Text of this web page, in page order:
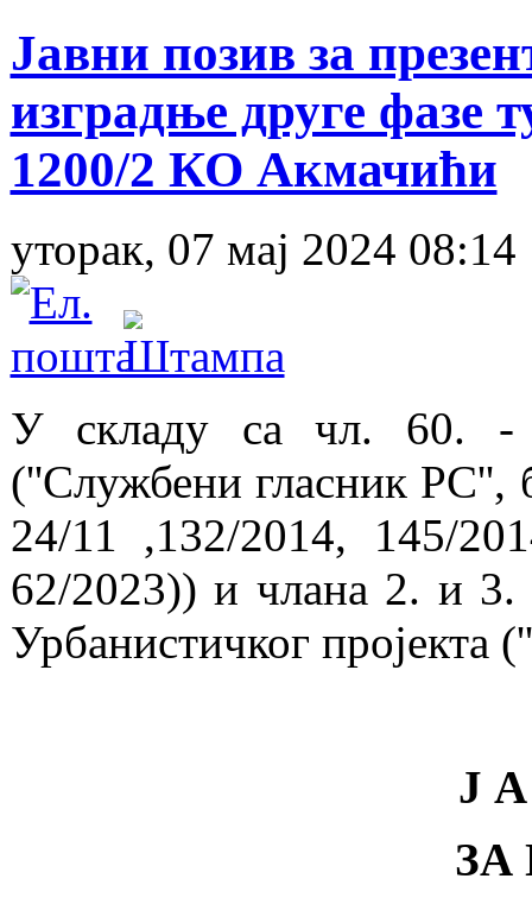
Јавни позив за
изградње друге фазе
1200/2 КО Акмачићи
уторак, 07 мај 2024 08:14
У складу са чл. 60. -
(''Службени гласник РС'',
24/11 ,132/2014, 145/
62/2023)) и члана 2. и 3.
Урбанистичког пројекта
Ј
ЗА